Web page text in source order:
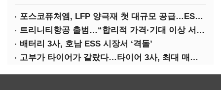
포스코퓨처엠, LFP 양극재 첫 대규모 공급…ESS 시장 공략
트리니티항공 출범…“합리적 가격·기대 이상 서비스로 승부”
배터리 3사, 호남 ESS 시장서 ‘격돌’
고부가 타이어가 갈랐다…타이어 3사, 최대 매출에도 영업익 희비